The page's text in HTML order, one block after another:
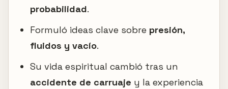
probabilidad.
Formuló ideas clave sobre presión,
fluidos y vacío.
Su vida espiritual cambió tras un
accidente de carruaje y la experiencia